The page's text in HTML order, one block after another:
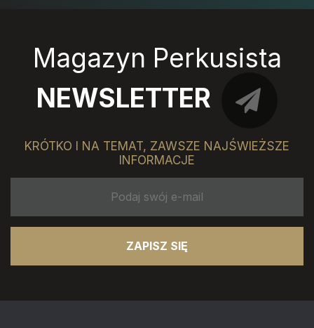
Magazyn Perkusista
NEWSLETTER
KRÓTKO I NA TEMAT, ZAWSZE NAJŚWIEŻSZE
INFORMACJE
ZAPISZ SIĘ